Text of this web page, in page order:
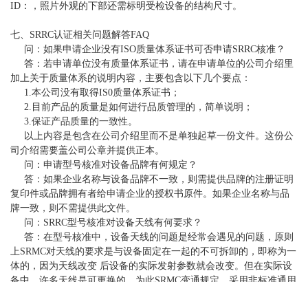
ID ：，照片外观的下部还需标明受检设备的结构尺寸。
七、 SRRC认证相关问题解答FAQ
问：如果申请企业没有ISO质量体系证书可否申请SRRC核准？
答：若申请单位没有质量体系证书，请在申请单位的公司介绍里
加上关于质量体系的说明内容，主要包含以下几个要点：
1.本公司没有取得IS0质量体系证书；
2. 目前产品的质量是如何进行品质管理的，简单说明；
3.保证产品质量的一致性。
以上内容是包含在公司介绍里而不是单独起草一份文件。这份公
司介绍需要盖公司公章并提供正本。
问：申请型号核准对设备品牌有何规定？
答：如果企业名称与设备品牌不一致，则需提供品牌的注册证明
复印件或品牌拥有者给申请企业的授权书原件。如果企业名称与品
牌一致，则不需提供此文件。
问： SRRC型号核准对设备天线有何要求？
答：在型号核准中，设备天线的问题是经常会遇见的问题，原则
上SRMC对天线的要求是与设备固定在一起的不可拆卸的，即称为一
体的，因为天线改变 后设备的实际发射参数就会改变。但在实际设